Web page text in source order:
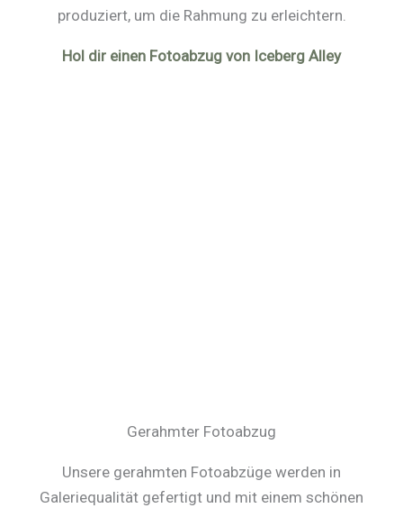
produziert, um die Rahmung zu erleichtern.
Hol dir einen Fotoabzug von Iceberg Alley
Gerahmter Fotoabzug
Unsere gerahmten Fotoabzüge werden in
Galeriequalität gefertigt und mit einem schönen